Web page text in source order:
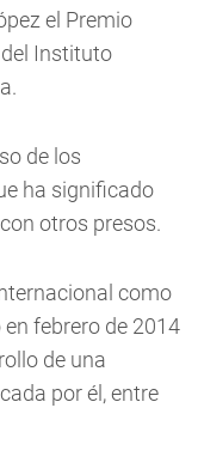
el Premio
Instituto
de los
ha significado
otros presos.
como
febrero de 2014
de una
por él, entre